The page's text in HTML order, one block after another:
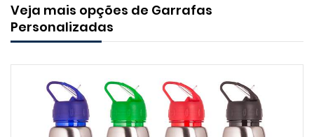
Veja mais opções de Garrafas
Personalizadas